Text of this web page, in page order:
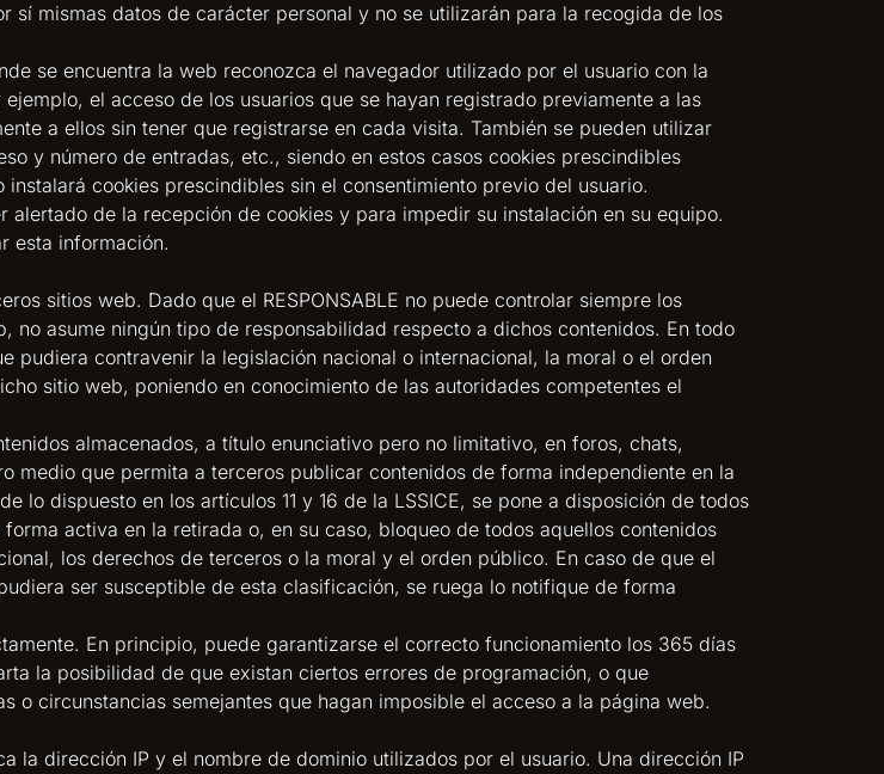
sí mismas datos de carácter personal y no se utilizarán para la recogida de los
se encuentra la web reconozca el navegador utilizado por el usuario con la
el acceso de los usuarios que se hayan registrado previamente a las
a ellos sin tener que registrarse en cada visita. También se pueden utilizar
y número de entradas, etc., siendo en estos casos cookies prescindibles
cookies prescindibles sin el consentimiento previo del usuario.
de la recepción de cookies y para impedir su instalación en su equipo.
esta información.
sitios web. Dado que el RESPONSABLE no puede controlar siempre los
asume ningún tipo de responsabilidad respecto a dichos contenidos. En todo
pudiera contravenir la legislación nacional o internacional, la moral o el orden
sitio web, poniendo en conocimiento de las autoridades competentes el
almacenados, a título enunciativo pero no limitativo, en foros, chats,
medio que permita a terceros publicar contenidos de forma independiente en la
lo dispuesto en los artículos 11 y 16 de la LSSICE, se pone a disposición de todos
activa en la retirada o, en su caso, bloqueo de todos aquellos contenidos
los derechos de terceros o la moral y el orden público. En caso de que el
ser susceptible de esta clasificación, se ruega lo notifique de forma
En principio, puede garantizarse el correcto funcionamiento los 365 días
la posibilidad de que existan ciertos errores de programación, o que
o circunstancias semejantes que hagan imposible el acceso a la página web.
la dirección IP y el nombre de dominio utilizados por el usuario. Una dirección IP